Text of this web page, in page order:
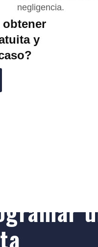
negligencia.
| Abogados de
9909
y